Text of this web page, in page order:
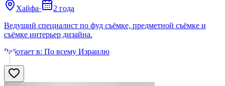
Хайфа·
2 года
Ведущий специалист по фуд съёмке, предметной съёмке и
съёмке интерьер дизайна.
Работает в: По всему Израилю